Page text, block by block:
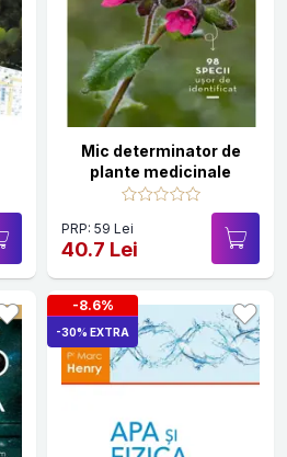
Mic determinator de
plante medicinale
PRP: 59 Lei
40.7 Lei
-8.6%
-30% EXTRA